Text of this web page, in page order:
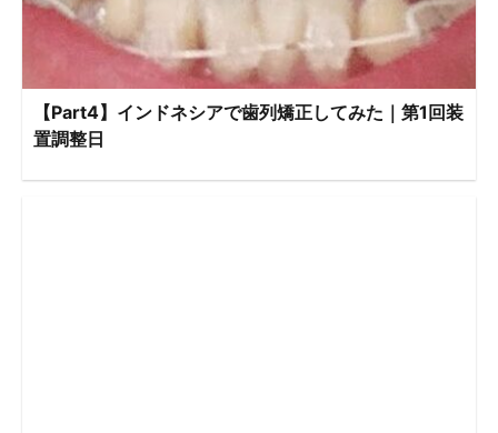
【Part4】インドネシアで歯列矯正してみた｜第1回装
置調整日